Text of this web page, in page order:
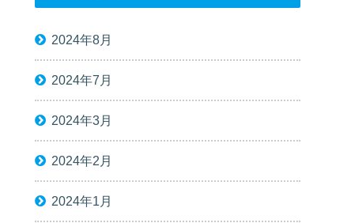
2024年8月
2024年7月
2024年3月
2024年2月
2024年1月